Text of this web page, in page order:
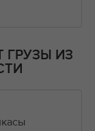
ИЗ